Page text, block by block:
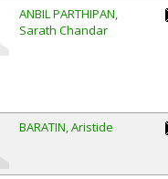
ANBIL PARTHIPAN
Sarath Chandar
BARATIN Aristide